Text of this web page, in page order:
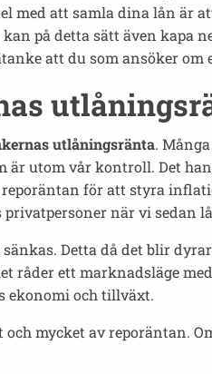
med att samla dina lån är
på detta sätt även kapa
att du som ansöker
utlåningsränta.
utom vår kontroll. Det
för att styra
när vi sedan
Detta då det blir
råder ett marknadsläge
ekonomi och tillväxt.
mycket av reporäntan.